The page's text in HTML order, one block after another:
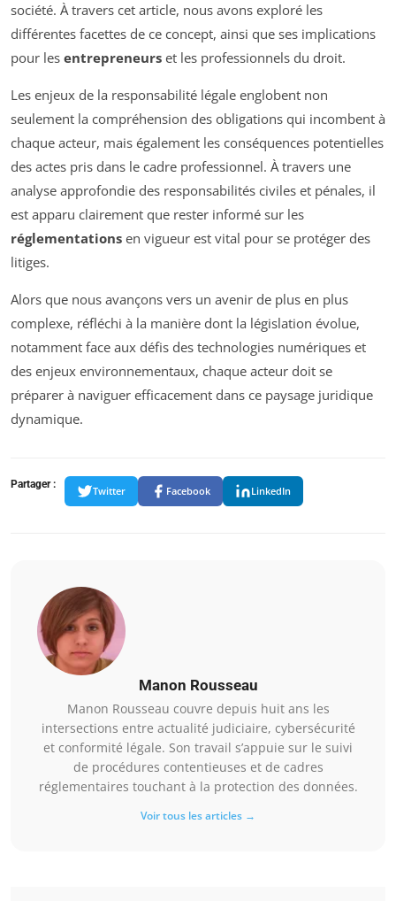
société. À travers cet article, nous avons exploré les
différentes facettes de ce concept, ainsi que ses implications
pour les entrepreneurs et les professionnels du droit.
Les enjeux de la responsabilité légale englobent non
seulement la compréhension des obligations qui incombent à
chaque acteur, mais également les conséquences potentielles
des actes pris dans le cadre professionnel. À travers une
analyse approfondie des responsabilités civiles et pénales, il
est apparu clairement que rester informé sur les
réglementations en vigueur est vital pour se protéger des
litiges.
Alors que nous avançons vers un avenir de plus en plus
complexe, réfléchi à la manière dont la législation évolue,
notamment face aux défis des technologies numériques et
des enjeux environnementaux, chaque acteur doit se
préparer à naviguer efficacement dans ce paysage juridique
dynamique.
Partager :
Twitter Facebook LinkedIn
Manon Rousseau
Manon Rousseau couvre depuis huit ans les
intersections entre actualité judiciaire, cybersécurité
et conformité légale. Son travail s’appuie sur le suivi
de procédures contentieuses et de cadres
réglementaires touchant à la protection des données.
Voir tous les articles →